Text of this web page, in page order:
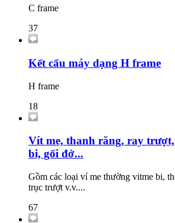
C frame
37
Kết cấu máy dạng H frame
H frame
18
Vít me, thanh răng, ray
bi, gối đở...
Gồm các loại ví me thường vitme bi,
trục trượt v.v....
67